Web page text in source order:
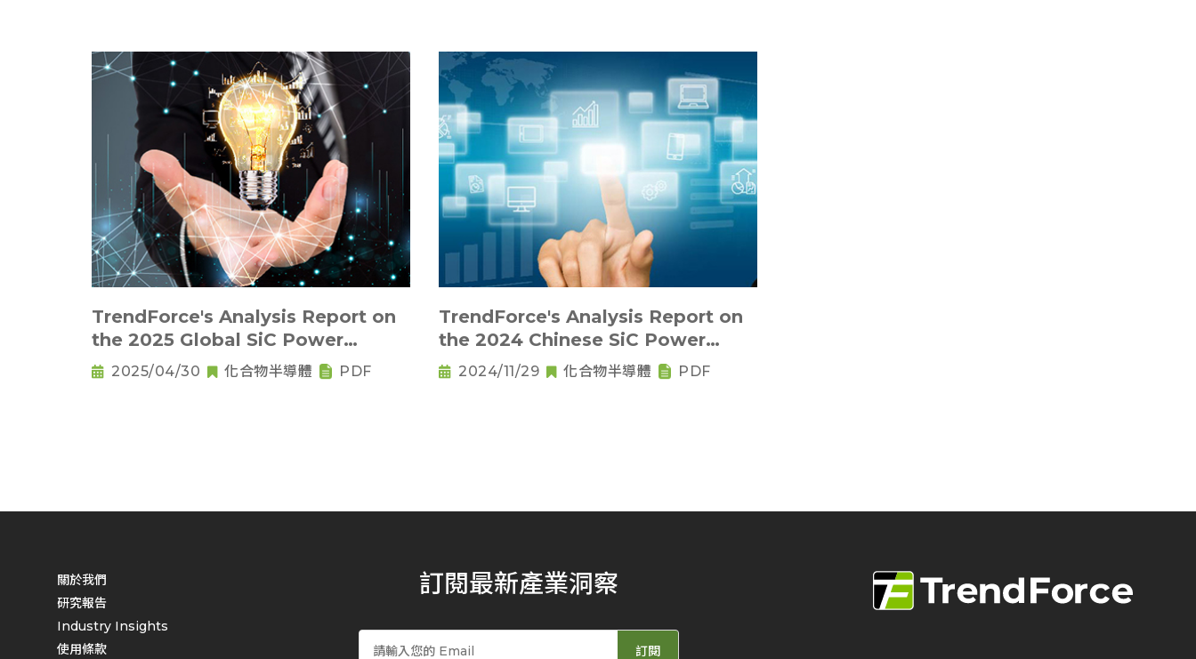
TrendForce's Analysis Report on
the 2025 Global SiC Power
Device Market
2025/04/30 化合物半導體 PDF
TrendForce's Analysis Report on
the 2024 Chinese SiC Power
Device Market
2024/11/29 化合物半導體 PDF
關於我們
研究報告
Industry Insights
使用條款
訂閱最新產業洞察
訂閱